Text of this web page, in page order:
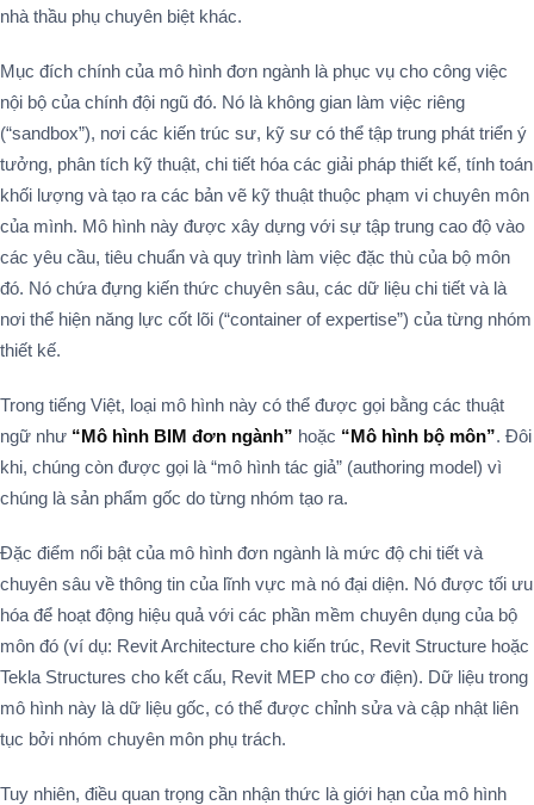
nhà thầu phụ chuyên biệt khác.
Mục đích chính của mô hình đơn ngành là phục vụ cho công việc
nội bộ của chính đội ngũ đó. Nó là không gian làm việc riêng
(“sandbox”), nơi các kiến trúc sư, kỹ sư có thể tập trung phát triển ý
tưởng, phân tích kỹ thuật, chi tiết hóa các giải pháp thiết kế, tính toán
khối lượng và tạo ra các bản vẽ kỹ thuật thuộc phạm vi chuyên môn
của mình. Mô hình này được xây dựng với sự tập trung cao độ vào
các yêu cầu, tiêu chuẩn và quy trình làm việc đặc thù của bộ môn
đó. Nó chứa đựng kiến thức chuyên sâu, các dữ liệu chi tiết và là
nơi thể hiện năng lực cốt lõi (“container of expertise”) của từng nhóm
thiết kế.
Trong tiếng Việt, loại mô hình này có thể được gọi bằng các thuật
ngữ như “Mô hình BIM đơn ngành” hoặc “Mô hình bộ môn”. Đôi
khi, chúng còn được gọi là “mô hình tác giả” (authoring model) vì
chúng là sản phẩm gốc do từng nhóm tạo ra.
Đặc điểm nổi bật của mô hình đơn ngành là mức độ chi tiết và
chuyên sâu về thông tin của lĩnh vực mà nó đại diện. Nó được tối ưu
hóa để hoạt động hiệu quả với các phần mềm chuyên dụng của bộ
môn đó (ví dụ: Revit Architecture cho kiến trúc, Revit Structure hoặc
Tekla Structures cho kết cấu, Revit MEP cho cơ điện). Dữ liệu trong
mô hình này là dữ liệu gốc, có thể được chỉnh sửa và cập nhật liên
tục bởi nhóm chuyên môn phụ trách.
Tuy nhiên, điều quan trọng cần nhận thức là giới hạn của mô hình